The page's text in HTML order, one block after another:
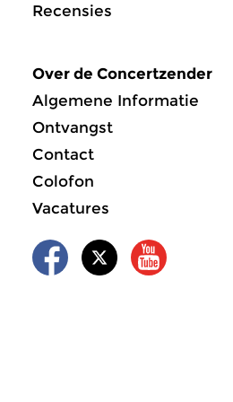
Recensies
Over de Concertzender
Algemene Informatie
Ontvangst
Contact
Colofon
Vacatures